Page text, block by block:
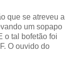
que se atreveu a
um sopapo
o tal bofetão foi
O ouvido do